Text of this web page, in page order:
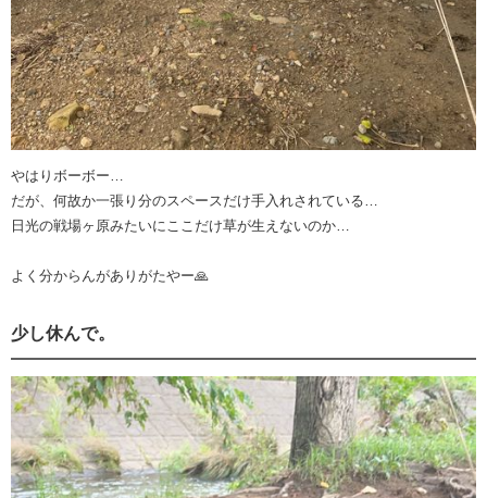
やはりボーボー…
だが、何故か一張り分のスペースだけ手入れされている…
日光の戦場ヶ原みたいにここだけ草が生えないのか…
よく分からんがありがたやー🙏
少し休んで。